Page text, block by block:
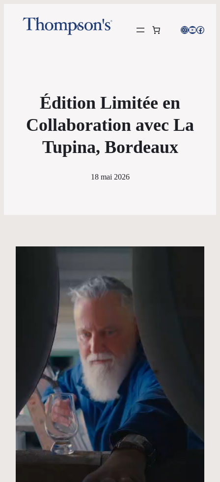
Instagram
YouTube
Édition Limitée en
Collaboration avec La
Tupina, Bordeaux
18 mai 2026